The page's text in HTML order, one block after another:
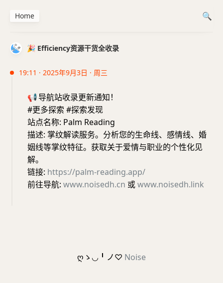
🎉 Efficiency资源干货全收录
19:11 · 2025年9月3日 · 周三
📢导航站收录更新通知！
#更多探索 #探索发现
站点名称: Palm Reading
描述: 掌纹解读服务。分析您的生命线、感情线、婚
姻线等掌纹特征。获取关于爱情与职业的个性化见
解。
链接: https://palm-reading.app/
前往导航: www.noisedh.cn 或www.noisedh.link
Home
ღゝ◡╹ノ♡ Noise